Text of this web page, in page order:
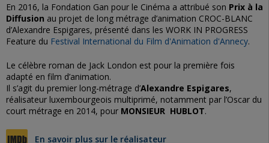
En 2016, la Fondation Gan pour le Cinéma a attribué son Prix à la
Diffusion au projet de long métrage d’animation CROC-BLANC
d’Alexandre Espigares, présenté dans les WORK IN PROGRESS
Feature du Festival International du Film d'Animation d'Annecy.
Le célèbre roman de Jack London est pour la première fois
adapté en film d’animation.
Il s’agit du premier long-métrage d’Alexandre Espigares,
réalisateur luxembourgeois multiprimé, notamment par l’Oscar du
court métrage en 2014, pour MONSIEUR HUBLOT.
En savoir plus sur le réalisateur